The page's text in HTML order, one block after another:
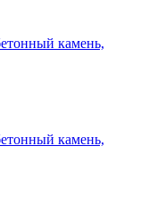
камень,
камень,